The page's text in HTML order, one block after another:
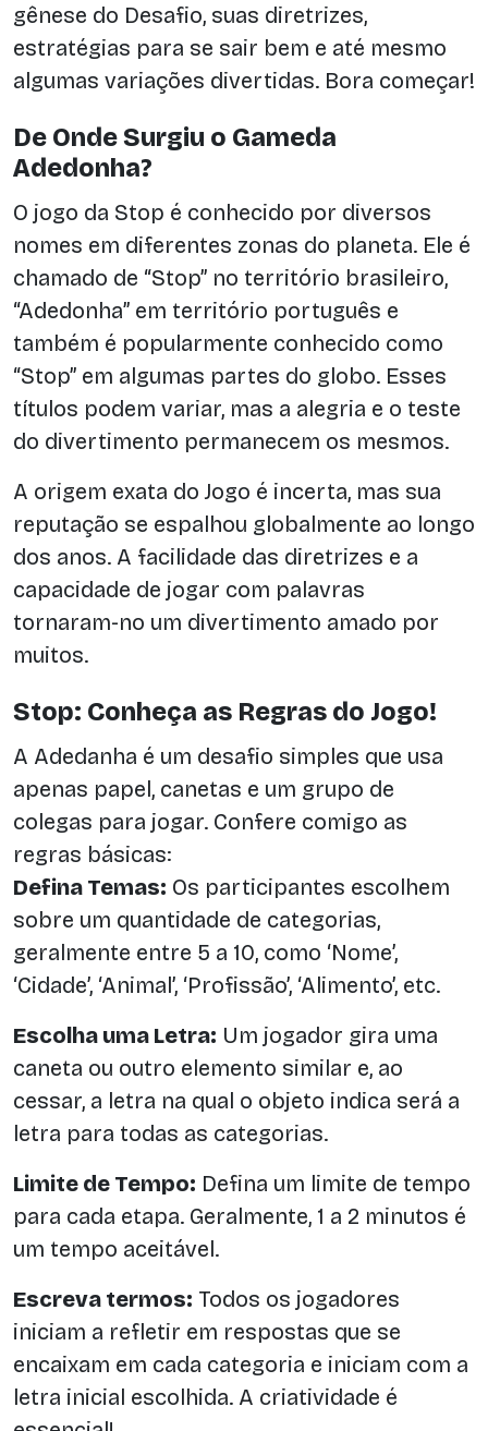
gênese do Desafio, suas diretrizes,
estratégias para se sair bem e até mesmo
algumas variações divertidas. Bora começar!
De Onde Surgiu o Gameda
Adedonha?
O jogo da Stop é conhecido por diversos
nomes em diferentes zonas do planeta. Ele é
chamado de “Stop” no território brasileiro,
“Adedonha” em território português e
também é popularmente conhecido como
“Stop” em algumas partes do globo. Esses
títulos podem variar, mas a alegria e o teste
do divertimento permanecem os mesmos.
A origem exata do Jogo é incerta, mas sua
reputação se espalhou globalmente ao longo
dos anos. A facilidade das diretrizes e a
capacidade de jogar com palavras
tornaram-no um divertimento amado por
muitos.
Stop: Conheça as Regras do Jogo!
A Adedanha é um desafio simples que usa
apenas papel, canetas e um grupo de
colegas para jogar. Confere comigo as
regras básicas:
Defina Temas: Os participantes escolhem
sobre um quantidade de categorias,
geralmente entre 5 a 10, como ‘Nome’,
‘Cidade’, ‘Animal’, ‘Profissão’, ‘Alimento’, etc.
Escolha uma Letra: Um jogador gira uma
caneta ou outro elemento similar e, ao
cessar, a letra na qual o objeto indica será a
letra para todas as categorias.
Limite de Tempo: Defina um limite de tempo
para cada etapa. Geralmente, 1 a 2 minutos é
um tempo aceitável.
Escreva termos: Todos os jogadores
iniciam a refletir em respostas que se
encaixam em cada categoria e iniciam com a
letra inicial escolhida. A criatividade é